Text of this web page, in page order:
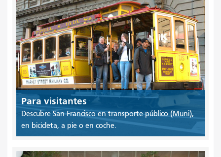
Para visitantes
Descubre San Francisco en transporte público (Muni),
en bicicleta, a pie o en coche.